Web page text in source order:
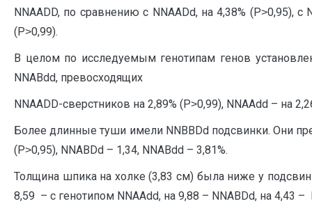
NNAADD, по сравнению с NNAADd, на 4,38% (Р˃0,95), с
(Р˃0,99).
В целом по исследуемым генотипам генов
NNABdd, превосходящих
NNAADD-сверстников на 2,89% (Р˃0,99), NNAAdd – на
Более длинные туши имели NNBBDd подсвинки. Они
(Р˃0,95), NNABDd – 1,34, NNABdd – 3,81%.
Толщина шпика на холке (3,83 см) была ниже у
8,59 – с генотипом NNAAdd, на 9,88 – NNABDd, на 4,43 –